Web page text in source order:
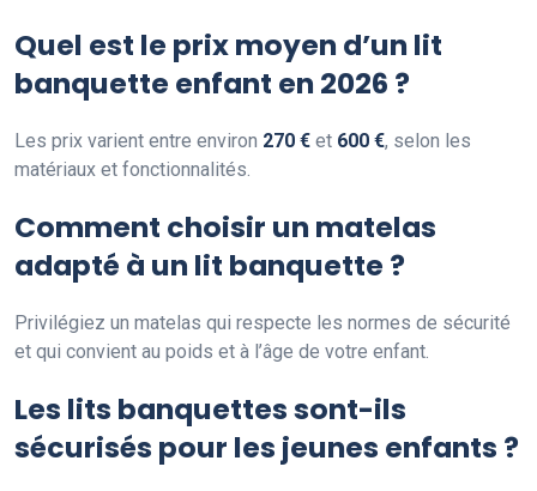
Quel est le prix moyen d’un lit
banquette enfant en 2026 ?
Les prix varient entre environ 270 € et 600 €, selon les
matériaux et fonctionnalités.
Comment choisir un matelas
adapté à un lit banquette ?
Privilégiez un matelas qui respecte les normes de sécurité
et qui convient au poids et à l’âge de votre enfant.
Les lits banquettes sont-ils
sécurisés pour les jeunes enfants ?